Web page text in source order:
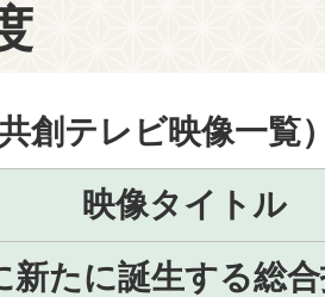
創テレビ映像一覧
映像タイトル
新たに誕生する総